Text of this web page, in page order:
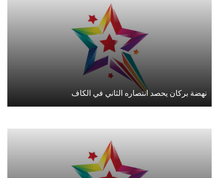
نهضة بركان يحصد انتصاره الثاني في الكاف